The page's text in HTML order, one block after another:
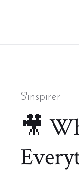
Categories
S'inspirer
🎥